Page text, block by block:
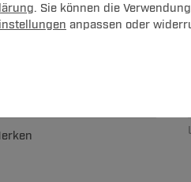
. Sie können die
anpassen oder